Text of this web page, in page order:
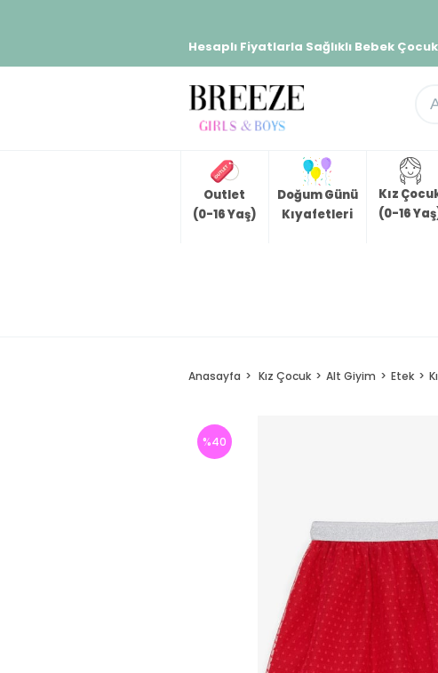
Hesaplı Fiyatlarla Sağlıklı Bebek
Outlet
(0-16 Yaş)
Doğum Günü
Kıyafetleri
Kız
(0-16
Anasayfa Kız Çocuk Alt Giyim Etek
%40